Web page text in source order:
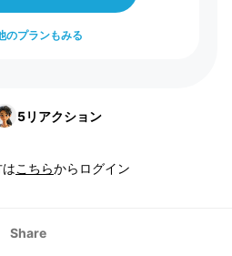
のプランもみる
5リアクション
こちらからログイン
Share